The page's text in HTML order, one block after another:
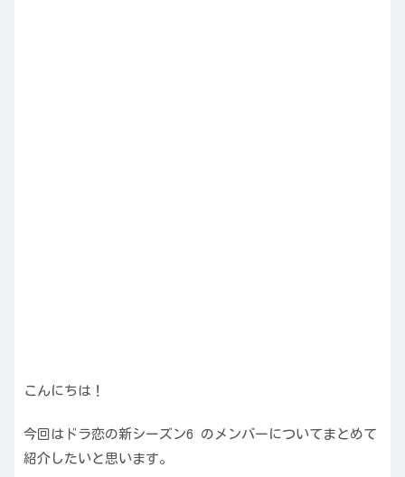
こんにちは！
今回はドラ恋の新シーズン6 のメンバーについてまとめて
紹介したいと思います。